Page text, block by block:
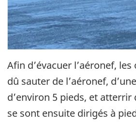
Afin d’évacuer l’aéronef,
dû sauter de l’aéronef,
d’environ 5 pieds, et atterrir
se sont ensuite dirigés à